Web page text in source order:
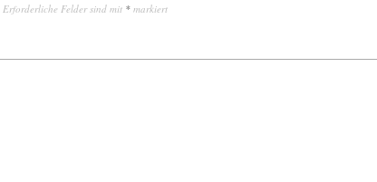
Erforderliche Felder sind mit * markiert